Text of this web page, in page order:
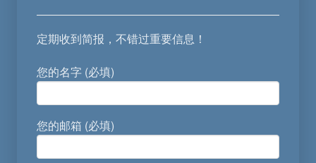
定期收到简报，不错过重要信息！
您的名字 (必填)
您的邮箱 (必填)